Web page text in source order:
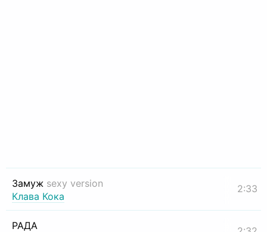
Замуж sexy version
Клава Кока
2:33
РАДА